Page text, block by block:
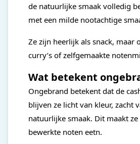
de natuurlijke smaak volledig
met een milde nootachtige
Ze zijn heerlijk als snack, maar
curry’s of zelfgemaakte
Wat betekent
Ongebrand betekent dat de
blijven ze licht van kleur, zacht
natuurlijke smaak. Dit maakt
bewerkte noten eetn.